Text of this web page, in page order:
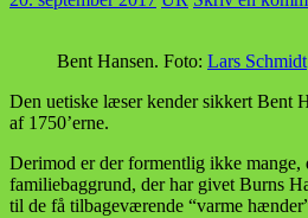
Bent Hansen. Foto: Lars Schmidt
Den uetiske læser kender sikkert Bent
af 1750’erne.
Derimod er der formentlig ikke mange,
familiebaggrund, der har givet Burns
til de få tilbageværende “varme